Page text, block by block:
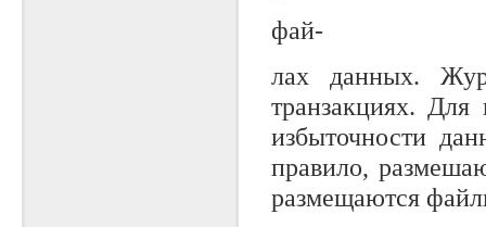
фай-
лах данных.
транзакциях. Для
избыточности
правило,
размещаются